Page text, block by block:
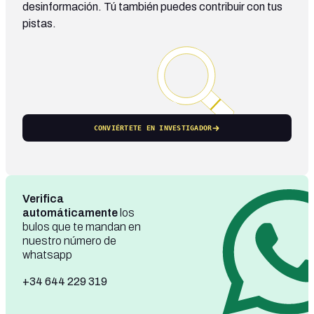
desinformación. Tú también puedes contribuir con tus
pistas.
CONVIÉRTETE EN INVESTIGADOR
Verifica
automáticamente los
bulos que te mandan en
nuestro número de
whatsapp
+34 644 229 319